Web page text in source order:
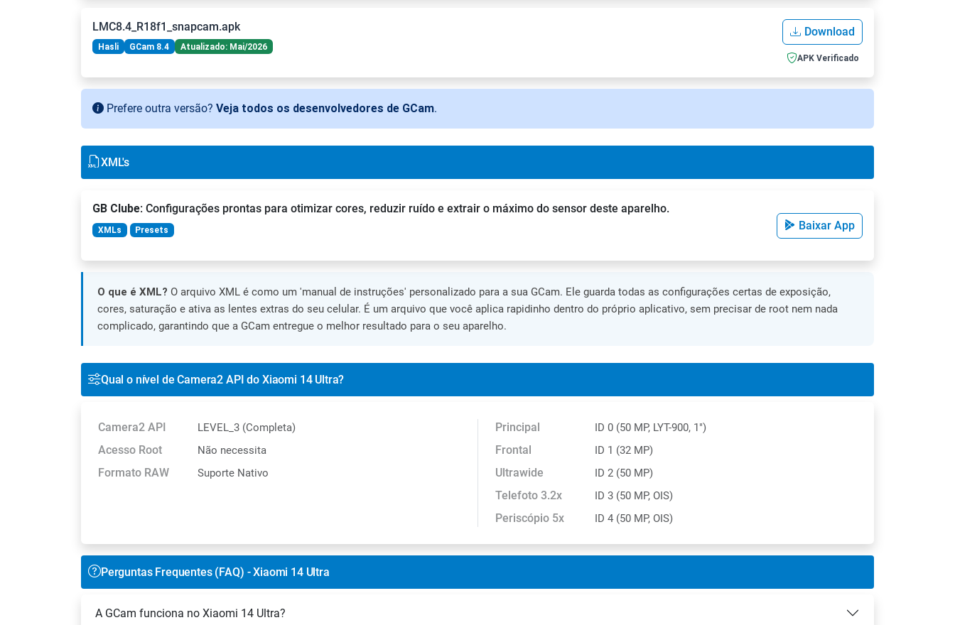
LMC8.4_R18f1_snapcam.apk
Hasli GCam 8.4 Atualizado: Mai/2026
Download
APK Verificado
Prefere outra versão? Veja todos os desenvolvedores de GCam.
XML's
GB Clube: Configurações prontas para otimizar cores, reduzir ruído e extrair o máximo do sensor deste aparelho.
XMLs Presets Baixar App
O que é XML? O arquivo XML é como um 'manual de instruções' personalizado para a sua GCam. Ele guarda todas as configurações certas de exposição,
cores, saturação e ativa as lentes extras do seu celular. É um arquivo que você aplica rapidinho dentro do próprio aplicativo, sem precisar de root nem nada
complicado, garantindo que a GCam entregue o melhor resultado para o seu aparelho.
Qual o nível de Camera2 API do Xiaomi 14 Ultra?
Camera2 API LEVEL_3 (Completa)
Acesso Root Não necessita
Formato RAW Suporte Nativo
Principal ID 0 (50 MP, LYT-900, 1")
Frontal ID 1 (32 MP)
Ultrawide ID 2 (50 MP)
Telefoto 3.2x ID 3 (50 MP, OIS)
Periscópio 5x ID 4 (50 MP, OIS)
Perguntas Frequentes (FAQ) - Xiaomi 14 Ultra
A GCam funciona no Xiaomi 14 Ultra?